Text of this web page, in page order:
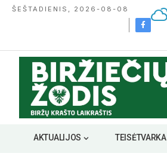
ŠEŠTADIENIS, 2026-08-08
AKTUALIJOS TEISĖTVARKA